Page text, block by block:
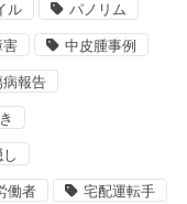
ル パノリム
害 中皮腫事例
病報告
働者 宅配運転手